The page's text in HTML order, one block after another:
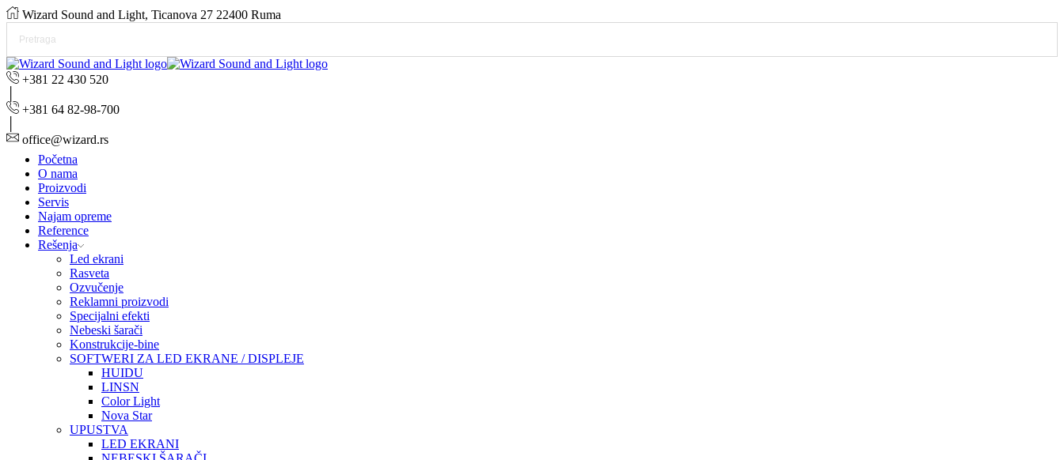
Wizard Sound and Light, Ticanova 27 22400 Ruma
+381 22 430 520
+381 64 82-98-700
office@wizard.rs
Početna
O nama
Proizvodi
Servis
Najam opreme
Reference
Rešenja
Led ekrani
Rasveta
Ozvučenje
Reklamni proizvodi
Specijalni efekti
Nebeski šarači
Konstrukcije-bine
SOFTWERI ZA LED EKRANE / DISPLEJE
HUIDU
LINSN
Color Light
Nova Star
UPUSTVA
LED EKRANI